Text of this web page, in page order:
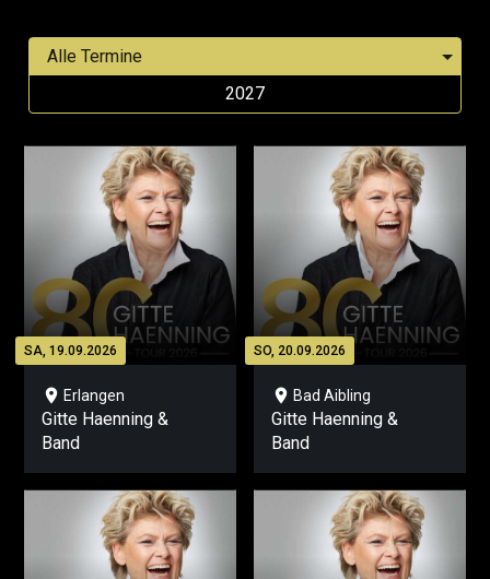
2027
SA, 19.09.2026
location_on Erlangen
Gitte Haenning &
Band
SO, 20.09.2026
location_on Bad Aibling
Gitte Haenning &
Band